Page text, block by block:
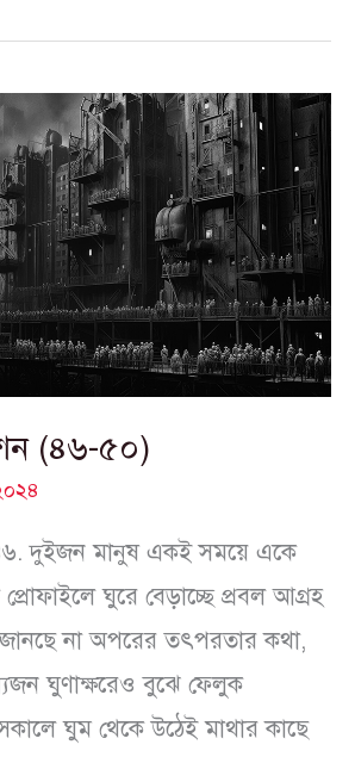
(৪৬-৫০)
দুইজন মানুষ একই সময়ে একে
ঘুরে বেড়াচ্ছে প্রবল আগ্রহ
না অপরের তৎপরতার কথা,
ঘুণাক্ষরেও বুঝে ফেলুক
ঘুম থেকে উঠেই মাথার কাছে